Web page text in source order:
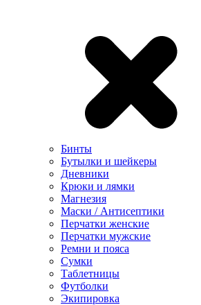
Бинты
Бутылки и шейкеры
Дневники
Крюки и лямки
Магнезия
Маски / Антисептики
Перчатки женские
Перчатки мужские
Ремни и пояса
Сумки
Таблетницы
Футболки
Экипировка